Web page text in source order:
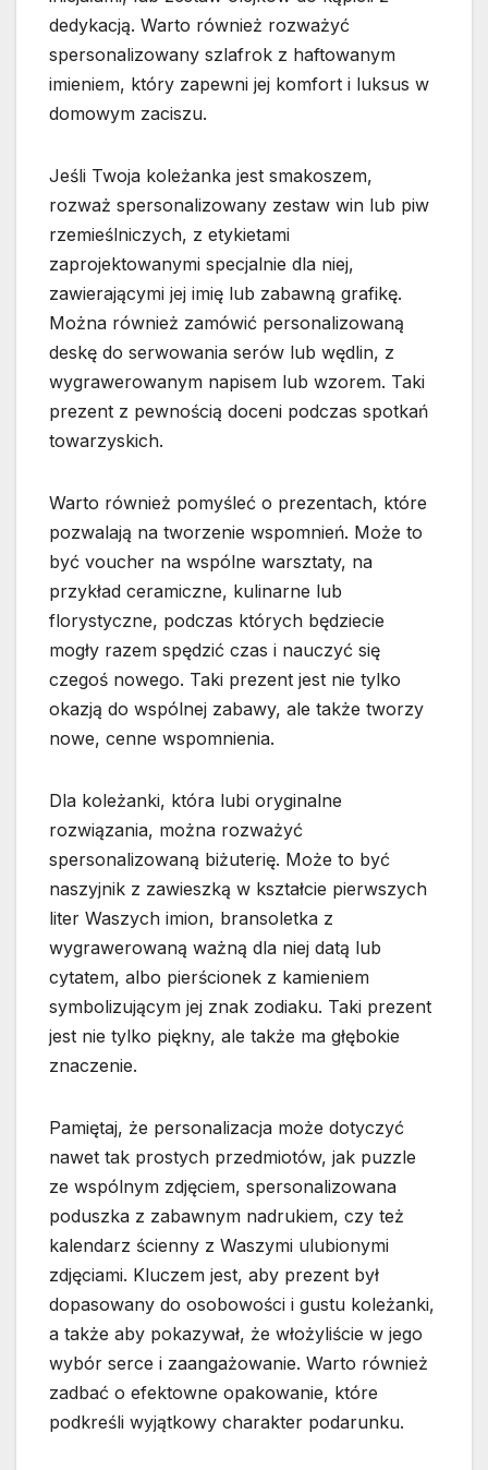
dedykacją. Warto również rozważyć
spersonalizowany szlafrok z haftowanym
imieniem, który zapewni jej komfort i luksus w
domowym zaciszu.
Jeśli Twoja koleżanka jest smakoszem,
rozważ spersonalizowany zestaw win lub piw
rzemieślniczych, z etykietami
zaprojektowanymi specjalnie dla niej,
zawierającymi jej imię lub zabawną grafikę.
Można również zamówić personalizowaną
deskę do serwowania serów lub wędlin, z
wygrawerowanym napisem lub wzorem. Taki
prezent z pewnością doceni podczas spotkań
towarzyskich.
Warto również pomyśleć o prezentach, które
pozwalają na tworzenie wspomnień. Może to
być voucher na wspólne warsztaty, na
przykład ceramiczne, kulinarne lub
florystyczne, podczas których będziecie
mogły razem spędzić czas i nauczyć się
czegoś nowego. Taki prezent jest nie tylko
okazją do wspólnej zabawy, ale także tworzy
nowe, cenne wspomnienia.
Dla koleżanki, która lubi oryginalne
rozwiązania, można rozważyć
spersonalizowaną biżuterię. Może to być
naszyjnik z zawieszką w kształcie pierwszych
liter Waszych imion, bransoletka z
wygrawerowaną ważną dla niej datą lub
cytatem, albo pierścionek z kamieniem
symbolizującym jej znak zodiaku. Taki prezent
jest nie tylko piękny, ale także ma głębokie
znaczenie.
Pamiętaj, że personalizacja może dotyczyć
nawet tak prostych przedmiotów, jak puzzle
ze wspólnym zdjęciem, spersonalizowana
poduszka z zabawnym nadrukiem, czy też
kalendarz ścienny z Waszymi ulubionymi
zdjęciami. Kluczem jest, aby prezent był
dopasowany do osobowości i gustu koleżanki,
a także aby pokazywał, że włożyliście w jego
wybór serce i zaangażowanie. Warto również
zadbać o efektowne opakowanie, które
podkreśli wyjątkowy charakter podarunku.